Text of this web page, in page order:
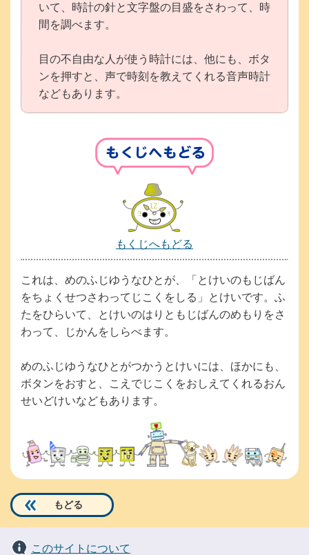
いて、時計の針と文字盤の目盛をさわって、時
間を調べます。
目の不自由な人が使う時計には、他にも、ボタ
ンを押すと、声で時刻を教えてくれる音声時計
などもあります。
もくじへもどる
以
下
は
小
さ
お
子
様
読
め
よ
う
に、
これは、めのふじゆうなひとが、「とけいのもじばん
をちょくせつさわってじこくをしる」とけいです。ふ
たをひらいて、とけいのはりともじばんのめもりをさ
わって、じかんをしらべます。
めのふじゆうなひとがつかうとけいには、ほかにも、
ボタンをおすと、こえでじこくをおしえてくれるおん
せいどけいなどもあります。
もどる
このサイトについて